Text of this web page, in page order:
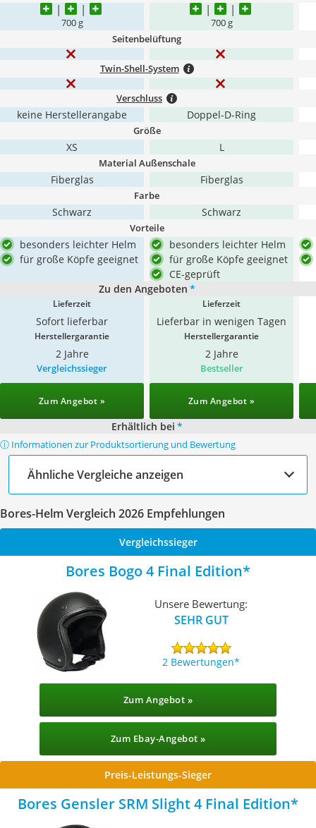
700 g 700 g
Seitenbelüftung
Twin-Shell-System
Verschluss
keine Herstellerangabe Doppel-D-Ring
Größe
XS L
Material Außenschale
Fiberglas Fiberglas
Farbe
Schwarz Schwarz
Vorteile
besonders leichter Helm
für große Köpfe geeignet
besonders leichter Helm
für große Köpfe geeignet
CE-geprüft
Zu den Angeboten *
Lieferzeit
Sofort lieferbar
Lieferzeit
Lieferbar in wenigen Tagen
Herstellergarantie
2 Jahre
Herstellergarantie
2 Jahre
Vergleichssieger
Zum Angebot »
Bestseller
Zum Angebot »
Erhältlich bei *
ⓘ Informationen zur Produktsortierung und Bewertung
Ähnliche Vergleiche anzeigen
Bores-Helm Vergleich 2026 Empfehlungen
Vergleichssieger
Bores Bogo 4 Final Edition
Unsere Bewertung:
SEHR GUT
2 Bewertungen
Zum Angebot »
Zum Ebay-Angebot »
Preis-Leistungs-Sieger
Bores Gensler SRM Slight 4 Final Edition